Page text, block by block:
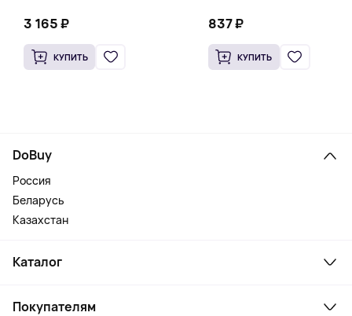
Унции)
3 165 ₽
КУПИТЬ
837 ₽
КУПИТЬ
DoBuy
Россия
Беларусь
Казахстан
Каталог
Ноутбуки, мониторы, VR
Покупателям